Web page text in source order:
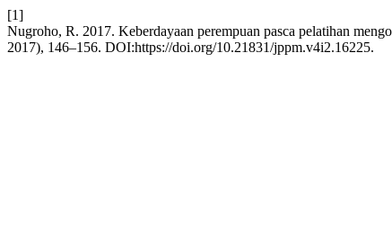
[1]
Nugroho, R. 2017. Keberdayaan perempuan pasca pelatihan
2017), 146–156. DOI:https://doi.org/10.21831/jppm.v4i2.16225.